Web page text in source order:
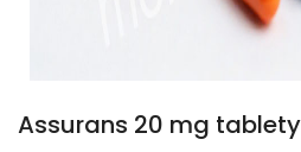
Assurans 20 mg